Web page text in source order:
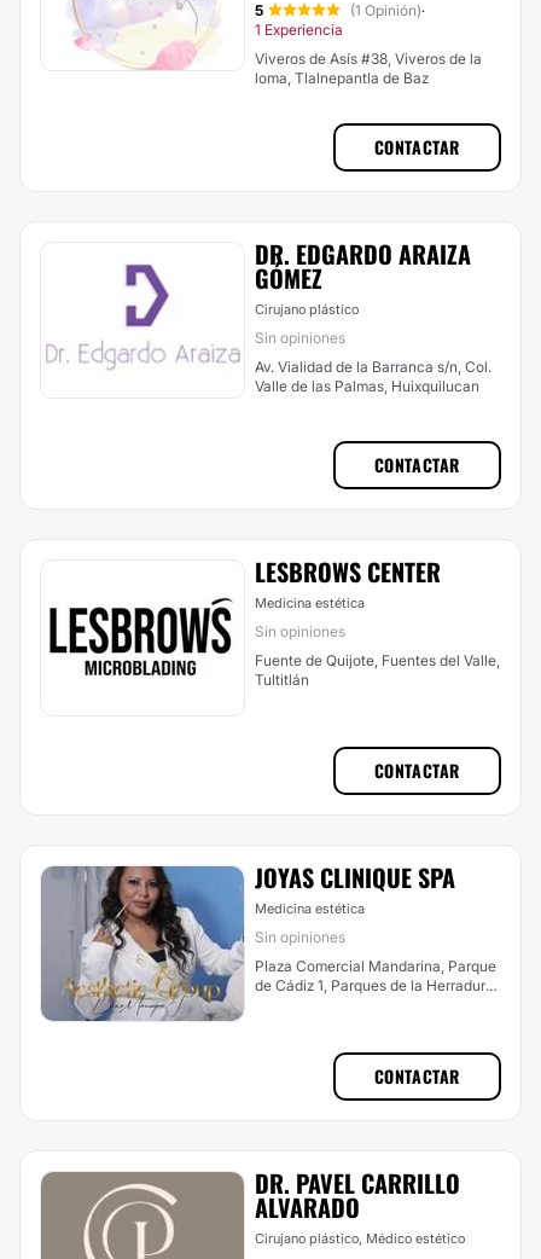
5 (1 Opinión)·
1 Experiencia
Viveros de Asís #38, Viveros de la
loma, Tlalnepantla de Baz
CONTACTAR
DR. EDGARDO ARAIZA
GÓMEZ
Cirujano plástico
Sin opiniones
Av. Vialidad de la Barranca s/n, Col.
Valle de las Palmas, Huixquilucan
CONTACTAR
LESBROWS CENTER
Medicina estética
Sin opiniones
Fuente de Quijote, Fuentes del Valle,
Tultitlán
CONTACTAR
JOYAS CLINIQUE SPA
Medicina estética
Sin opiniones
Plaza Comercial Mandarina, Parque
de Cádiz 1, Parques de la Herradura,
CONTACTAR
DR. PAVEL CARRILLO
ALVARADO
Cirujano plástico, Médico estético